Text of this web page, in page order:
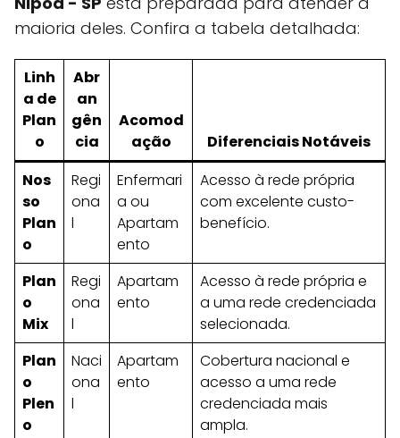
maioria deles. Confira a tabela detalhada:
Linh
a de
Plan
o
Abr
an
gên
cia
Acomod
ação
Diferenciais Notáveis
Nos
so
Plan
o
Regi
ona
l
Enfermari
a ou
Apartam
ento
Acesso à rede própria
com excelente custo-
benefício.
Plan
o
Mix
Regi
ona
l
Apartam
ento
Acesso à rede própria e
a uma rede credenciada
selecionada.
Plan
o
Plen
o
Naci
ona
l
Apartam
ento
Cobertura nacional e
acesso a uma rede
credenciada mais
ampla.